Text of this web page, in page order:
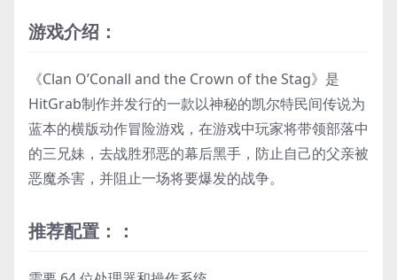
游戏介绍：
《Clan O’Conall and the Crown of the Stag》是
HitGrab制作并发行的一款以神秘的凯尔特民间传说为
蓝本的横版动作冒险游戏，在游戏中玩家将带领部落中
的三兄妹，去战胜邪恶的幕后黑手，防止自己的父亲被
恶魔杀害，并阻止一场将要爆发的战争。
推荐配置：：